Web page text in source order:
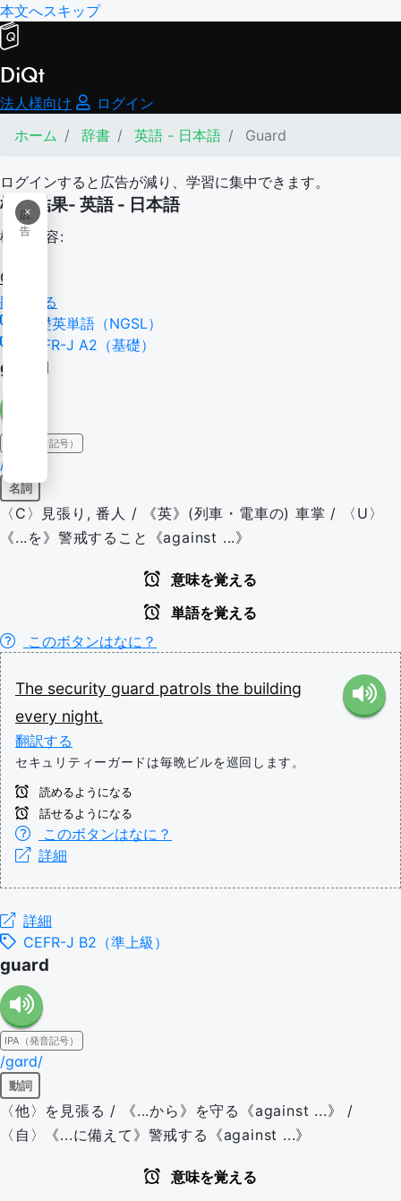
本文へスキップ
DiQt
法人様向け
ログイン
ホーム
辞書 英語 - 日本語 Guard
ログインすると広告が減り、学習に集中できます。
×
広
告
検索結果- 英語 - 日本語
検索内容:
Guard
翻訳する
基礎英単語（NGSL）
CEFR-J A2（基礎）
guard
IPA（発音記号）
/ɡɑrd/
名詞
〈C〉見張り, 番人 / 《英》(列車・電車の) 車掌 / 〈U〉
《...を》警戒すること《against ...》
意味を覚える
単語を覚える
このボタンはなに？
The security guard patrols the building
every night.
翻訳する
セキュリティーガードは毎晩ビルを巡回します。
読めるようになる
話せるようになる
このボタンはなに？
詳細
詳細
CEFR-J B2（準上級）
guard
IPA（発音記号）
/ɡɑrd/
動詞
〈他〉を見張る / 《...から》を守る《against ...》 /
〈自〉《...に備えて》警戒する《against ...》
意味を覚える